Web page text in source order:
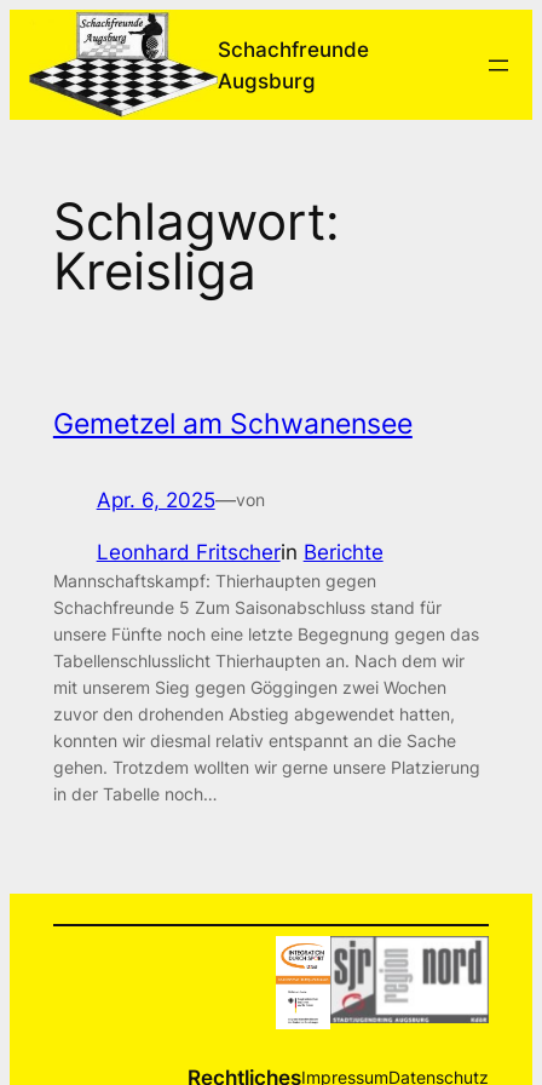
springen
Schachfreunde
Augsburg
Schlagwort:
Kreisliga
Gemetzel am Schwanensee
Apr. 6, 2025—von
Leonhard Fritscherin Berichte
Mannschaftskampf: Thierhaupten gegen
Schachfreunde 5 Zum Saisonabschluss stand für
unsere Fünfte noch eine letzte Begegnung gegen das
Tabellenschlusslicht Thierhaupten an. Nach dem wir
mit unserem Sieg gegen Göggingen zwei Wochen
zuvor den drohenden Abstieg abgewendet hatten,
konnten wir diesmal relativ entspannt an die Sache
gehen. Trotzdem wollten wir gerne unsere Platzierung
in der Tabelle noch…
RechtlichesImpressumDatenschutz